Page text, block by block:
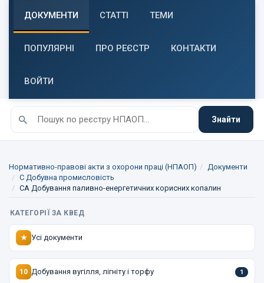
ДОКУМЕНТИ СТАТТІ ТЕМИ
ПОПУЛЯРНІ ПРО РЕЄСТР КОНТАКТИ
ВОЙТИ
Знайти
Нормативно-правові акти з охорони праці (НПАОП)
Документи
C Добувна промисловість
CA Добування паливно-енергетичних корисних копалин
КАТЕГОРІЇ ЗА КВЕД
★ Усі документи
10 Добування вугілля, лігніту і торфу 1